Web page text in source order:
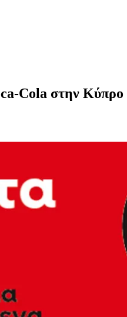
Cola στην